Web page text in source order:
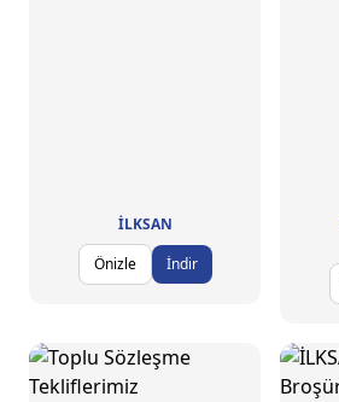
İLKSAN
Önizle
İndir